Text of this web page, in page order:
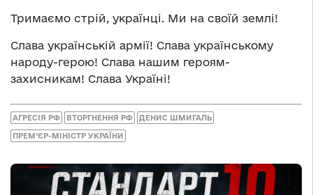
Тримаємо стрій, українці. Ми на своїй землі!
Слава українській армії! Слава українському
народу-герою! Слава нашим героям-
захисникам! Слава Україні!
АГРЕСІЯ РФ ВТОРГНЕННЯ РФ ДЕНИС ШМИГАЛЬ
ПРЕМ’ЄР-МІНІСТР УКРАЇНИ